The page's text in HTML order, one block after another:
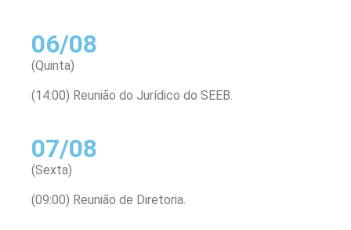
06/08
(Quinta)
(14:00) Reunião do Jurídico do SEEB.
07/08
(Sexta)
(09:00) Reunião de Diretoria.